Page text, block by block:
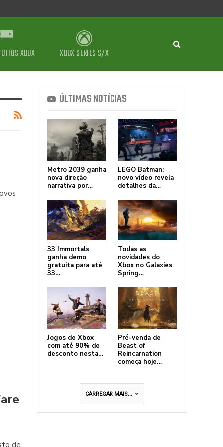
XBOX XBOX SERIES S/X
de
ÚLTIMAS NOTÍCIAS
Metro 2039 ganha
nova direção
narrativa por…
LEGO Batman:
novo vídeo revela
detalhes da…
33 Immortals
ganha demo
gratuita para até
33…
Todas as
novidades do
Xbox no Galaxies
Spring…
Jogos de Xbox
com até 90% de
desconto nesta…
Pré-venda de
Beast of
Reincarnation
começa hoje…
CARREGAR MAIS...